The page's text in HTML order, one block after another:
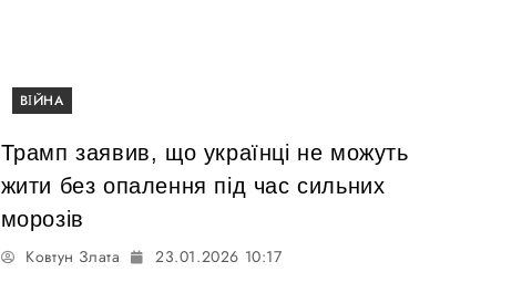
ВІЙНА
Трамп заявив, що українці не можуть
жити без опалення під час сильних
морозів
Ковтун Злата 23.01.2026 10:17